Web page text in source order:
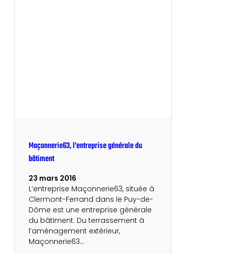
Maçonnerie63, l’entreprise générale du
bâtiment
23 mars 2016
L’entreprise Maçonnerie63, située à
Clermont-Ferrand dans le Puy-de-
Dôme est une entreprise générale
du bâtiment. Du terrassement à
l’aménagement extérieur,
Maçonnerie63…